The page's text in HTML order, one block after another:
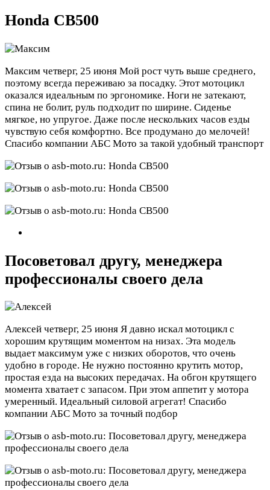
Honda CB500
Максим четверг, 25 июня Мой рост чуть выше среднего,
поэтому всегда переживаю за посадку. Этот мотоцикл
оказался идеальным по эргономике. Ноги не затекают,
спина не болит, руль подходит по ширине. Сиденье
мягкое, но упругое. Даже после нескольких часов езды
чувствую себя комфортно. Все продумано до мелочей!
Спасибо компании АБС Мото за такой удобный транспорт
Посоветовал другу, менеджера
профессионалы своего дела
Алексей четверг, 25 июня Я давно искал мотоцикл с
хорошим крутящим моментом на низах. Эта модель
выдает максимум уже с низких оборотов, что очень
удобно в городе. Не нужно постоянно крутить мотор,
простая езда на высоких передачах. На обгон крутящего
момента хватает с запасом. При этом аппетит у мотора
умеренный. Идеальный силовой агрегат! Спасибо
компании АБС Мото за точный подбор